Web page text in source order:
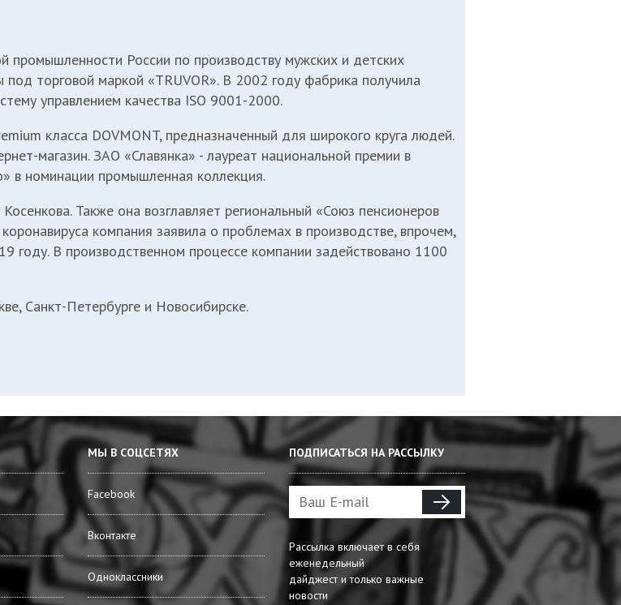
промышленности России по производству мужских и детских
торговой маркой «TRUVOR». В 2002 году фабрика получила
управлением качества ISO 9001-2000.
класса DOVMONT, предназначенный для широкого круга людей.
магазин. ЗАО «Славянка» - лауреат национальной премии в
в номинации промышленная коллекция.
Также она возглавляет региональный «Союз пенсионеров
компания заявила о проблемах в производстве, впрочем,
году. В производственном процессе компании задействовано 1100
Санкт-Петербурге и Новосибирске.
МЫ В СОЦСЕТЯХ
Facebook
Вконтакте
Одноклассники
ПОДПИСАТЬСЯ НА РАССЫЛКУ
Рассылка включает в себя
еженедельный
дайджест и только важные
новости